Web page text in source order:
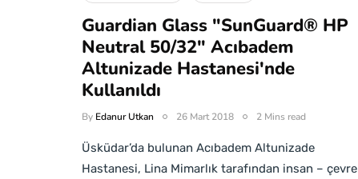
Guardian Glass "SunGuard® HP
Neutral 50/32" Acıbadem
Altunizade Hastanesi'nde
Kullanıldı
By Edanur Utkan 26 Mart 2018 2 Mins read
Üsküdar’da bulunan Acıbadem Altunizade
Hastanesi, Lina Mimarlık tarafından insan – çevre